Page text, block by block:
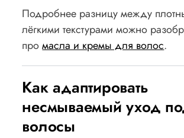
Подробнее разницу между
лёгкими текстурами можно
промасла и кремы для волос.
Как адаптировать
несмываемый уход
волосы